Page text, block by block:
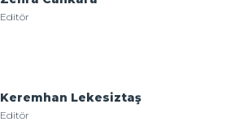
Editör
Keremhan Lekesiztaş
Editör